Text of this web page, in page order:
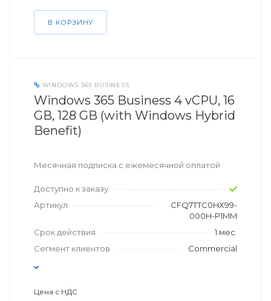
В КОРЗИНУ
WINDOWS 365 BUSINESS
Windows 365 Business 4 vCPU, 16
GB, 128 GB (with Windows Hybrid
Benefit)
Месячная подписка с ежемесячной оплатой
Доступно к заказу
Артикул
CFQ7TTC0HX99-
000H-P1MM
Срок действия
1 мес.
Сегмент клиентов
Commercial
Цена с НДС